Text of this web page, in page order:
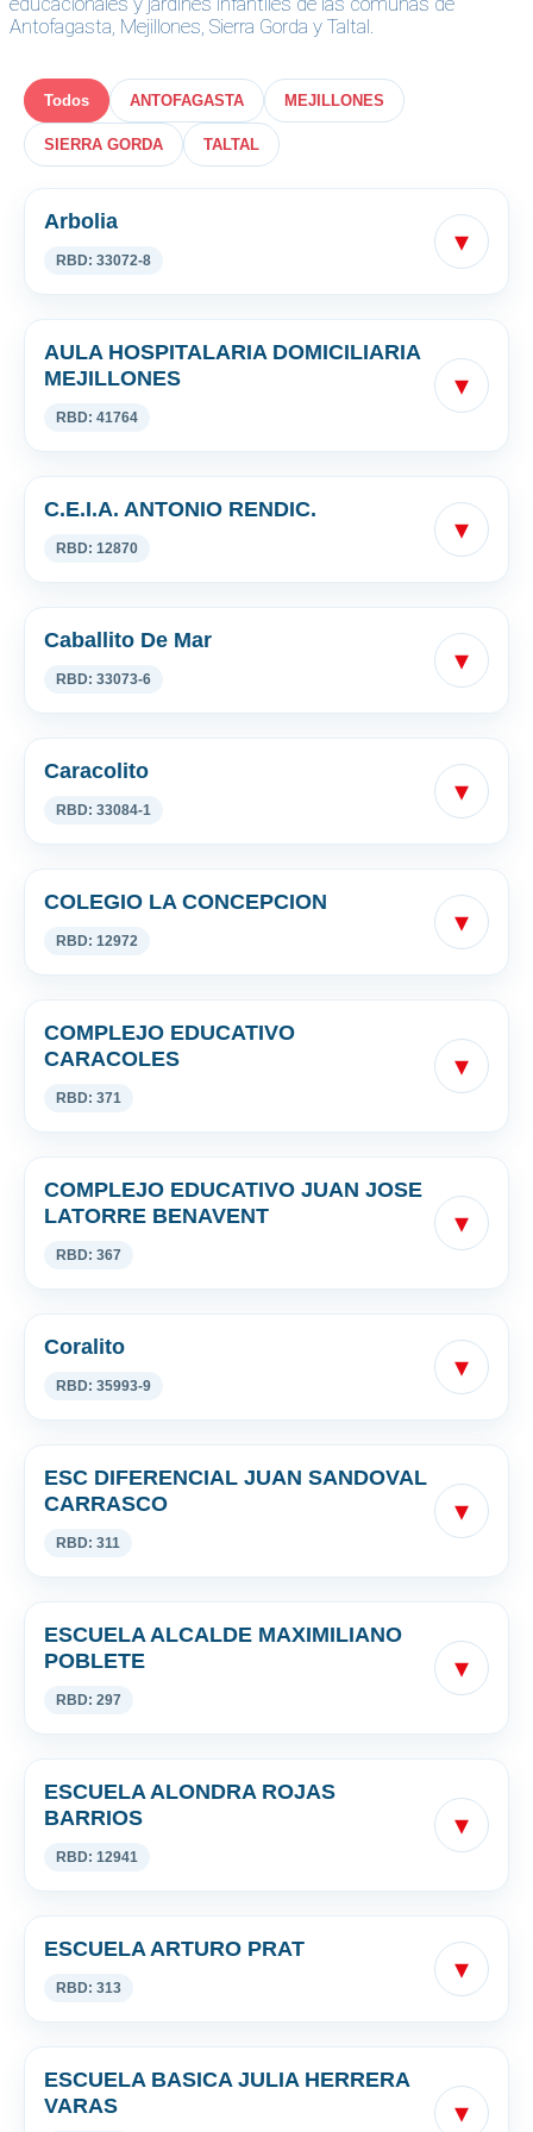
Antofagasta, Mejillones, Sierra Gorda y Taltal.
Todos ANTOFAGASTA MEJILLONES
SIERRA GORDA TALTAL
Arbolia
RBD: 33072-8
▾
AULA HOSPITALARIA DOMICILIARIA
MEJILLONES
RBD: 41764
▾
C.E.I.A. ANTONIO RENDIC.
RBD: 12870
▾
Caballito De Mar
RBD: 33073-6
▾
Caracolito
RBD: 33084-1
▾
COLEGIO LA CONCEPCION
RBD: 12972
▾
COMPLEJO EDUCATIVO
CARACOLES
RBD: 371
▾
COMPLEJO EDUCATIVO JUAN JOSE
LATORRE BENAVENT
RBD: 367
▾
Coralito
RBD: 35993-9
▾
ESC DIFERENCIAL JUAN SANDOVAL
CARRASCO
RBD: 311
▾
ESCUELA ALCALDE MAXIMILIANO
POBLETE
RBD: 297
▾
ESCUELA ALONDRA ROJAS
BARRIOS
RBD: 12941
▾
ESCUELA ARTURO PRAT
RBD: 313
▾
ESCUELA BASICA JULIA HERRERA
VARAS
▾